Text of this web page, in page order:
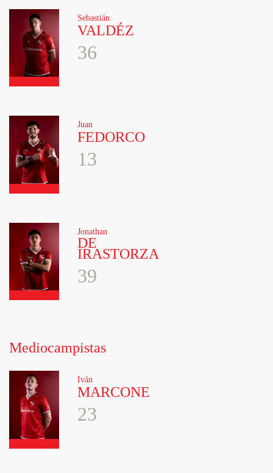
Sebastián
VALDÉZ
36
Juan
FEDORCO
13
Jonathan
DE
IRASTORZA
39
Mediocampistas
Iván
MARCONE
23